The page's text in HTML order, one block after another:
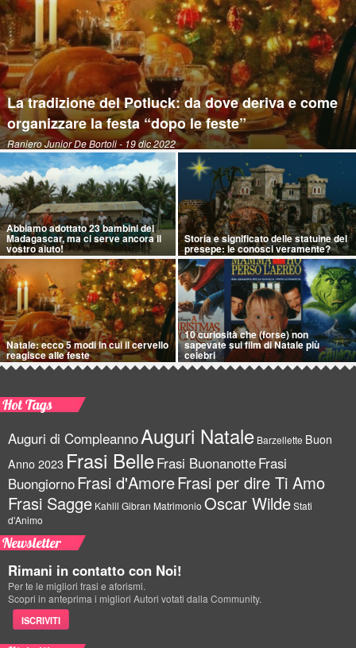
La tradizione del Potluck: da dove deriva e come
organizzare la festa “dopo le feste”
Raniero Junior De Bortoli- 19 dic 2022
Abbiamo adottato 23 bambini del
Madagascar, ma ci serve ancora il
vostro aiuto!
Storia e significato delle statuine del
presepe: le conosci veramente?
Natale: ecco 5 modi in cui il cervello
reagisce alle feste
10 curiosità che (forse) non
sapevate sui film di Natale più
celebri
Hot Tags
Auguri di CompleannoAuguri Natale Barzellette Buon
Anno 2023 Frasi BelleFrasi BuonanotteFrasi
BuongiornoFrasi d'AmoreFrasi per dire Ti Amo
Frasi Sagge Kahlil Gibran Matrimonio Oscar WildeStati
d'Animo
Newsletter
Rimani in contatto con Noi!
Per te le migliori frasi e aforismi.
Scopri in anteprima i migliori Autori votati dalla Community.
ISCRIVITI